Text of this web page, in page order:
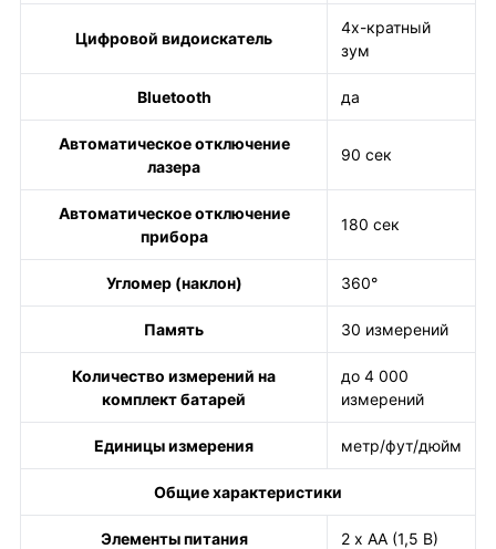
Цифровой видоискатель
4х-кратный
зум
Bluetooth да
Автоматическое отключение
лазера
90 сек
Автоматическое отключение
прибора
180 сек
Угломер (наклон) 360°
Память 30 измерений
Количество измерений на
комплект батарей
до 4 000
измерений
Единицы измерения метр/фут/дюйм
Общие характеристики
Элементы питания 2 х АА (1,5 В)